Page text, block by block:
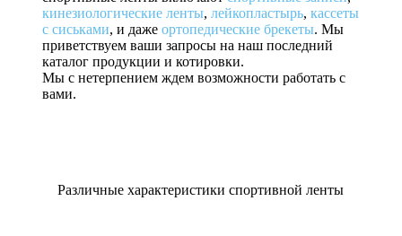
кинезиологические ленты, лейкопластырь, кассеты
с сиськами, и даже ортопедические брекеты. Мы
приветствуем ваши запросы на наш последний
каталог продукции и котировки.
Мы с нетерпением ждем возможности работать с
вами.
Различные характеристики спортивной ленты